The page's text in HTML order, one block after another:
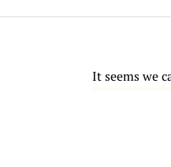
It seems we